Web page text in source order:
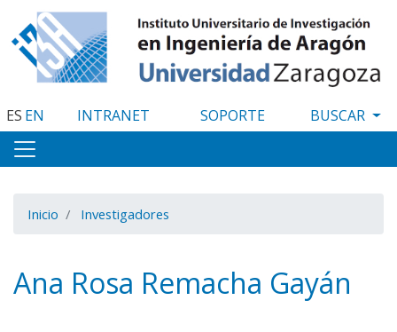
al
contenido
principal
ES EN INTRANET SOPORTE
Inicio Investigadores
Ana Rosa Remacha Gayán